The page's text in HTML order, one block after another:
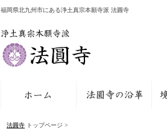
福岡県北九州市にある浄土真宗本願寺派 法圓寺
法圓寺 トップページ >